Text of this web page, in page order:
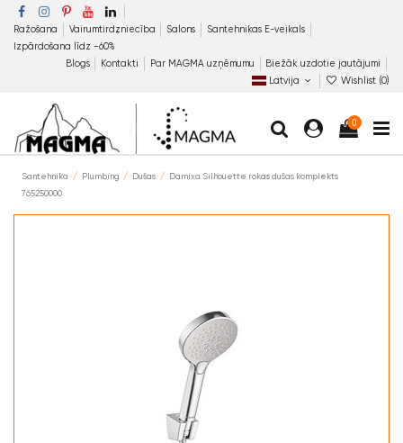
Ražošana Vairumtirdzniecība Salons
Santehnikas E-veikals
Izpārdošana līdz −60%
Blogs
Kontakti Par MAGMA uzņēmumu
Biežāk uzdotie jautājumi
Latvija
Wishlist (0)
0
Santehnika Plumbing Dušas
Damixa Silhouette rokas dušas komplekts
765250000